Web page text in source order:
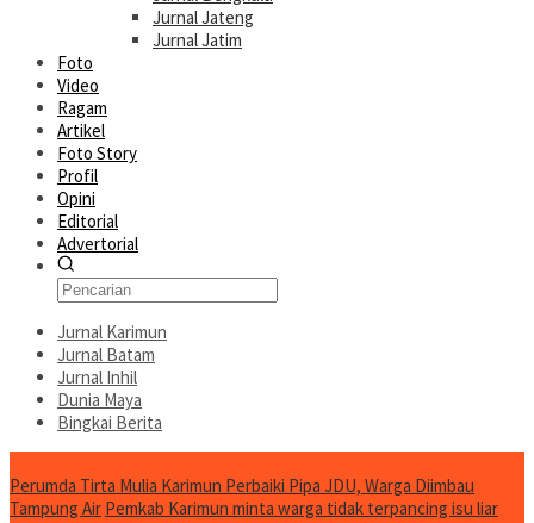
Jurnal Jateng
Jurnal Jatim
Foto
Video
Ragam
Artikel
Foto Story
Profil
Opini
Editorial
Advertorial
Jurnal Karimun
Jurnal Batam
Jurnal Inhil
Dunia Maya
Bingkai Berita
Perumda Tirta Mulia Karimun Perbaiki Pipa JDU, Warga Diimbau
Tampung Air Pemkab Karimun minta warga tidak terpancing isu liar